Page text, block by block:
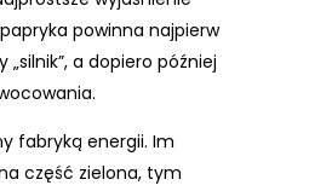
powinna najpierw
a dopiero później
fabryką energii. Im
część zielona, tym